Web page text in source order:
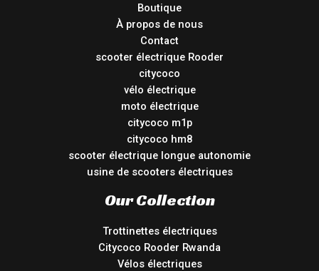
Boutique
À propos de nous
Contact
scooter électrique Rooder
citycoco
vélo électrique
moto électrique
citycoco m1p
citycoco hm8
scooter électrique longue autonomie
usine de scooters électriques
Our Collection
Trottinettes électriques
Citycoco Rooder Rwanda
Vélos électriques